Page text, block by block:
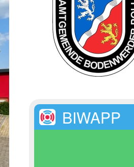
BIWAPP